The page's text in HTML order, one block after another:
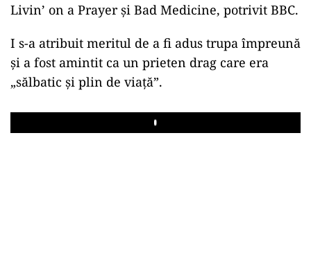
Livin’ on a Prayer și Bad Medicine, potrivit BBC.
I s-a atribuit meritul de a fi adus trupa împreună
și a fost amintit ca un prieten drag care era
„sălbatic și plin de viață”.
Play